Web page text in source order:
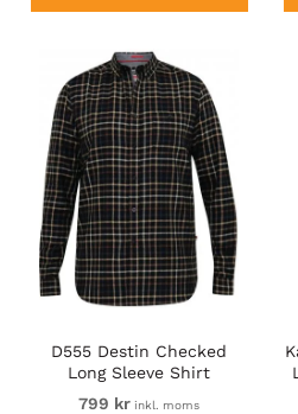
D555 Destin Checked
Long Sleeve Shirt
Black/Tan Check
799 kr inkl. moms